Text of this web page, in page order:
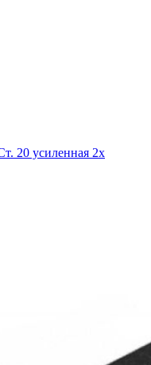
20 усиленная 2х